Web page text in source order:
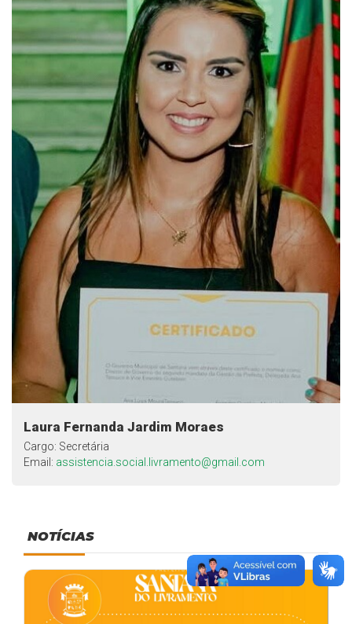
Laura Fernanda Jardim Moraes
Cargo: Secretária
Email: assistencia.social.livramento@gmail.com
NOTÍCIAS